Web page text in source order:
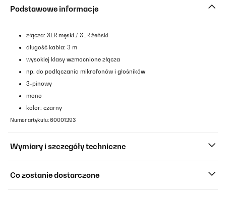
Podstawowe informacje
złącza: XLR męski / XLR żeński
długość kabla: 3 m
wysokiej klasy wzmocnione złącza
np. do podłączania mikrofonów i głośników
3-pinowy
mono
kolor: czarny
Numer artykułu: 60001293
Wymiary i szczegóły techniczne
Co zostanie dostarczone